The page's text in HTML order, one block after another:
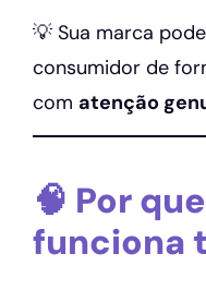
💡 Sua marca
consumidor de
com atenção
🧠 Por
funciona